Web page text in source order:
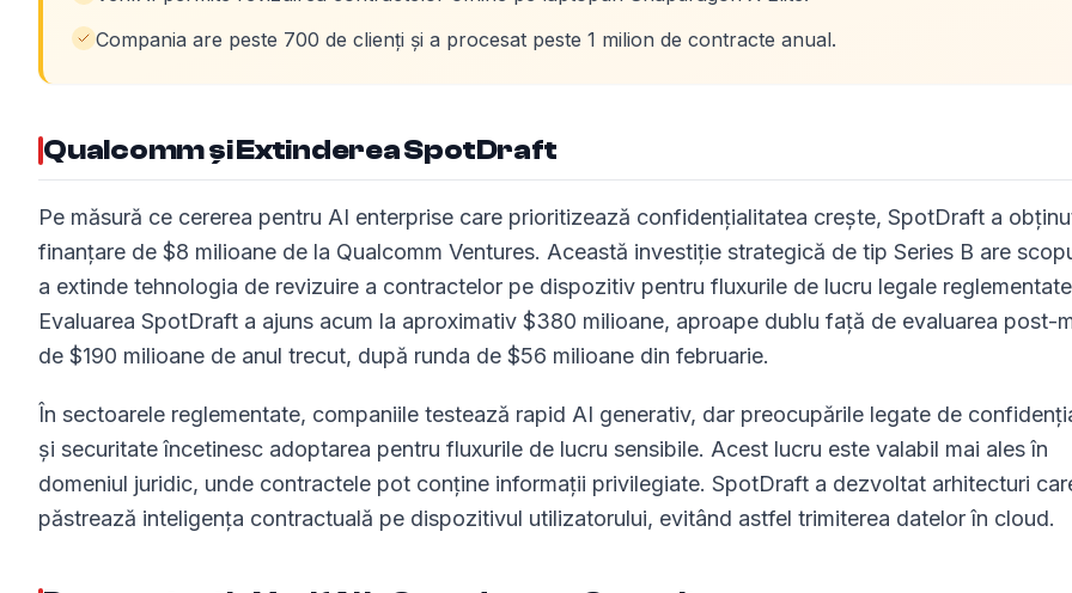
Compania are peste 700 de clienți și a procesat peste 1 milion de contracte anual.
Qualcomm și Extinderea SpotDraft
Pe măsură ce cererea pentru AI enterprise care prioritizează confidențialitatea crește, SpotDraft a
finanțare de $8 milioane de la Qualcomm Ventures. Această investiție strategică de tip Series B are
a extinde tehnologia de revizuire a contractelor pe dispozitiv pentru fluxurile de lucru legale
Evaluarea SpotDraft a ajuns acum la aproximativ $380 milioane, aproape dublu față de evaluarea post-
de $190 milioane de anul trecut, după runda de $56 milioane din februarie.
În sectoarele reglementate, companiile testează rapid AI generativ, dar preocupările legate de
și securitate încetinesc adoptarea pentru fluxurile de lucru sensibile. Acest lucru este valabil mai ales în
domeniul juridic, unde contractele pot conține informații privilegiate. SpotDraft a dezvoltat arhitecturi
păstrează inteligența contractuală pe dispozitivul utilizatorului, evitând astfel trimiterea datelor în cloud.